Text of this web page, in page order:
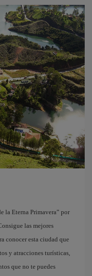
la Eterna Primavera” por
las mejores
conocer esta ciudad que
y atracciones turísticas,
que no te puedes